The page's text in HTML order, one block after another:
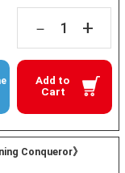
－ +
Add to
Cart
Conqueror》